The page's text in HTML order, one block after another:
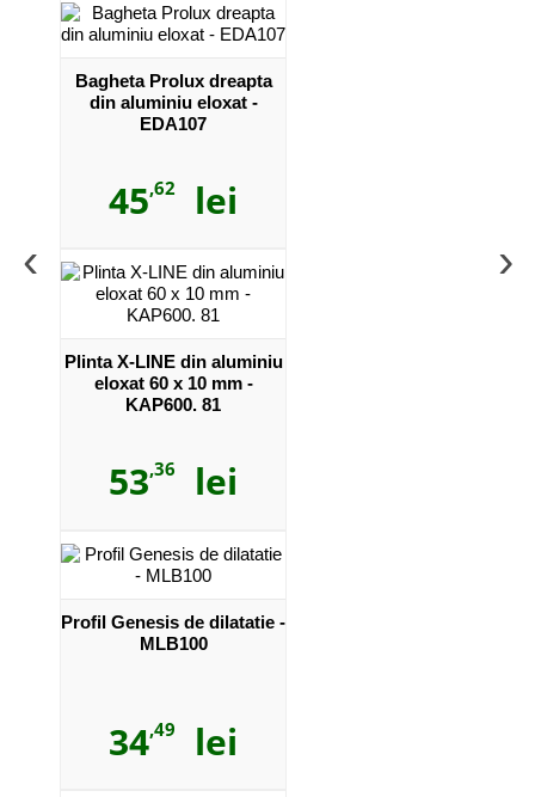
‹
Bagheta Prolux dreapta
din aluminiu eloxat -
EDA107
45,62 lei
Plinta X-LINE din aluminiu
eloxat 60 x 10 mm -
KAP600. 81
53,36 lei
Profil Genesis de dilatatie -
MLB100
34,49 lei
›